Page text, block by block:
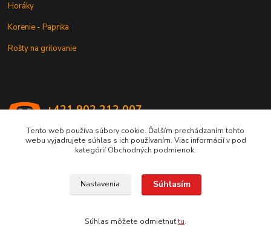
Horáky
Korenie - Paprika
Rošty na grilovanie
+421 902 212 007
Copyright © 2017-2027 MACSHOP.SK, všetky práva vyhradené..
Tento web používa súbory cookie. Ďalším prechádzaním tohto
webu vyjadrujete súhlas s ich používaním. Viac informácií v pod
kategórií Obchodných podmienok.
Nastavenia Súhlasím
Súhlas môžete odmietnuťtu.